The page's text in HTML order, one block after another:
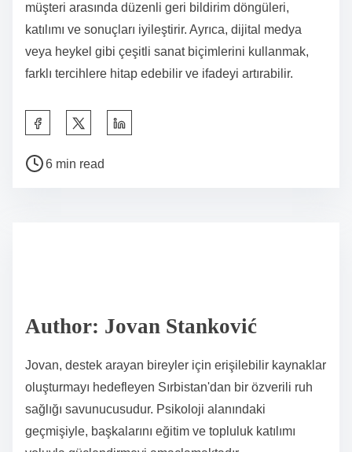
müşteri arasında düzenli geri bildirim döngüleri,
katılımı ve sonuçları iyileştirir. Ayrıca, dijital medya
veya heykel gibi çeşitli sanat biçimlerini kullanmak,
farklı tercihlere hitap edebilir ve ifadeyi artırabilir.
a
p
s
t
o
n
P
t
m
6 min read
Author: Jovan Stanković
Jovan, destek arayan bireyler için erişilebilir kaynaklar
oluşturmayı hedefleyen Sırbistan'dan bir özverili ruh
sağlığı savunucusudur. Psikoloji alanındaki
geçmişiyle, başkalarını eğitim ve topluluk katılımı